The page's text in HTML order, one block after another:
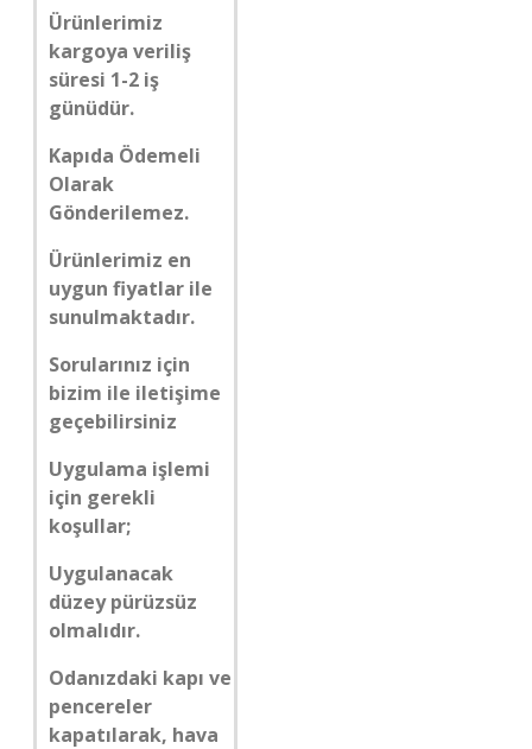
Ürünlerimiz
kargoya veriliş
süresi 1-2 iş
günüdür.
Kapıda Ödemeli
Olarak
Gönderilemez.
Ürünlerimiz en
uygun fiyatlar ile
sunulmaktadır.
Sorularınız için
bizim ile iletişime
geçebilirsiniz
Uygulama işlemi
için gerekli
koşullar;
Uygulanacak
düzey pürüzsüz
olmalıdır.
Odanızdaki kapı ve
pencereler
kapatılarak, hava